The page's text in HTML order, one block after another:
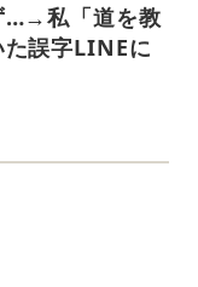
…→私「道を教
た誤字LINEに